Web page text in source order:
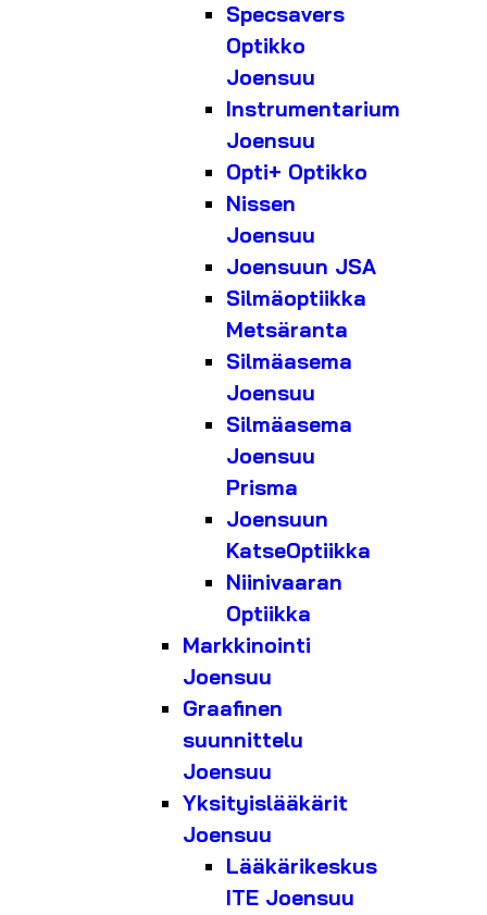
Specsavers
Optikko
Joensuu
Instrumentarium
Joensuu
Opti+ Optikko
Nissen
Joensuu
Joensuun JSA
Silmäoptiikka
Metsäranta
Silmäasema
Joensuu
Silmäasema
Joensuu
Prisma
Joensuun
KatseOptiikka
Niinivaaran
Optiikka
Markkinointi
Joensuu
Graafinen
suunnittelu
Joensuu
Yksityislääkärit
Joensuu
Lääkärikeskus
ITE Joensuu